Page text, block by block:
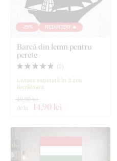
-25% REDUCERI 🔥
Barcă din lemn pentru
perete
( 2)
Livrare estimată în 3 zile
lucrătoare
de la 14,90 lei
19,90 lei